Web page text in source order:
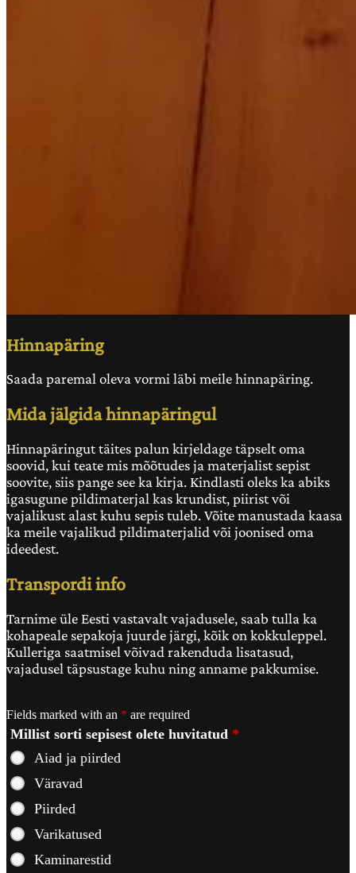
Hinnapäring
Saada paremal oleva vormi läbi meile hinnapäring.
Mida jälgida hinnapäringul
Hinnapäringut täites palun kirjeldage täpselt oma
soovid, kui teate mis mõõtudes ja materjalist sepist
soovite, siis pange see ka kirja. Kindlasti oleks ka abiks
igasugune pildimaterjal kas krundist, piirist või
vajalikust alast kuhu sepis tuleb. Võite manustada kaasa
ka meile vajalikud pildimaterjalid või joonised oma
ideedest.
Transpordi info
Tarnime üle Eesti vastavalt vajadusele, saab tulla ka
kohapeale sepakoja juurde järgi, kõik on kokkuleppel.
Kulleriga saatmisel võivad rakenduda lisatasud,
vajadusel täpsustage kuhu ning anname pakkumise.
Fields marked with an * are required
Millist sorti sepisest olete huvitatud *
Aiad ja piirded
Väravad
Piirded
Varikatused
Kaminarestid